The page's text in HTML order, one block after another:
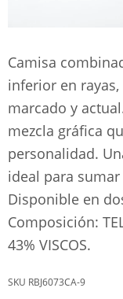
Camisa
inferior en
marcado y
mezcla gráfica
personalidad.
ideal para
Disponible en
Composición:
43% VISCOS.
RBJ6073CA-9